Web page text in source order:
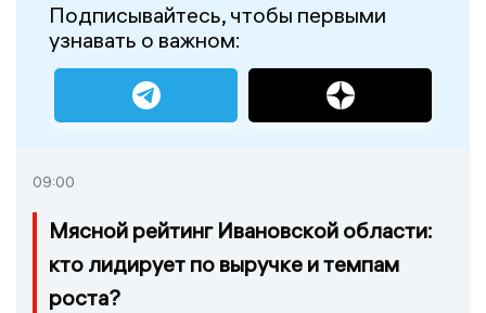
Подписывайтесь, чтобы первыми
узнавать о важном:
09:00
Мясной рейтинг Ивановской области:
кто лидирует по выручке и темпам
роста?